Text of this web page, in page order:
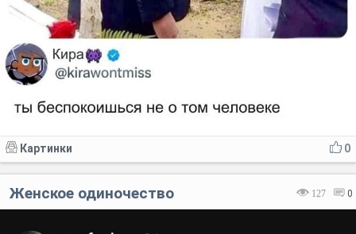
0
Картинки
127 0
Женское одиночество